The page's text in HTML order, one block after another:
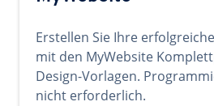
Erstellen Sie Ihre
mit den MyWebsite
Design-Vorlagen.
nicht erforderlich.